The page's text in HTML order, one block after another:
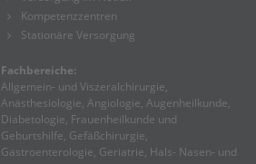
Kompetenzzentren
Stationäre Versorgung
Fachbereiche:
Allgemein- und Viszeralchirurgie,
Anästhesiologie, Angiologie, Augenheilkunde,
Diabetologie, Frauenheilkunde und
Geburtshilfe, Gefäßchirurgie,
Gastroenterologie, Geriatrie, Hals- Nasen- und